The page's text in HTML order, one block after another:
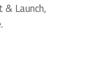
Launch,